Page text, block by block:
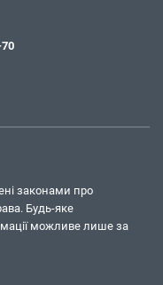
законами про
Будь-яке
можливе лише за